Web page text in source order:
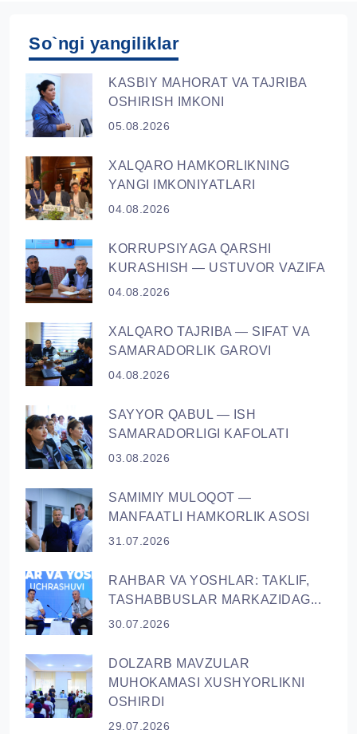
So`ngi yangiliklar
KASBIY MAHORAT VA TAJRIBA
OSHIRISH IMKONI
05.08.2026
XALQARO HAMKORLIKNING
YANGI IMKONIYATLARI
04.08.2026
KORRUPSIYАGA QARSHI
KURASHISH — USTUVOR VAZIFA
04.08.2026
XALQARO TAJRIBA — SIFAT VA
SAMARADORLIK GAROVI
04.08.2026
SAYYOR QАBUL — ISH
SAMARADORLIGI KAFOLATI
03.08.2026
SAMIMIY MULOQOT —
MANFAATLI HAMKORLIK ASOSI
31.07.2026
RAHBAR VA YОSHLAR: TAKLIF,
TASHABBUSLAR MARKAZIDAG...
30.07.2026
DOLZARB MAVZULAR
MUHOKAMASI XUSHYORLIKNI
OSHIRDI
29.07.2026